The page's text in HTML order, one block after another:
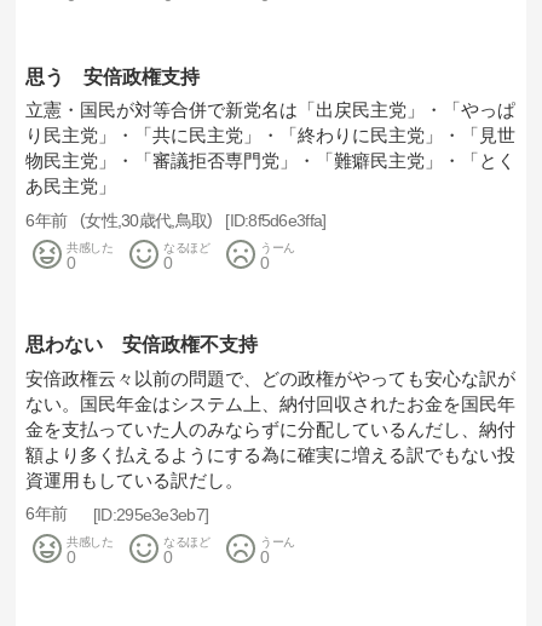
思う 安倍政権支持
立憲・国民が対等合併で新党名は「出戻民主党」・「やっぱ
り民主党」・「共に民主党」・「終わりに民主党」・「見世
物民主党」・「審議拒否専門党」・「難癖民主党」・「とく
あ民主党」
6年前 女性 30歳代 鳥取 8f5d6e3ffa
共感した
0
なるほど
0
うーん
0
思わない 安倍政権不支持
安倍政権云々以前の問題で、どの政権がやっても安心な訳が
ない。国民年金はシステム上、納付回収されたお金を国民年
金を支払っていた人のみならずに分配しているんだし、納付
額より多く払えるようにする為に確実に増える訳でもない投
資運用もしている訳だし。
6年前 295e3e3eb7
共感した
0
なるほど
0
うーん
0